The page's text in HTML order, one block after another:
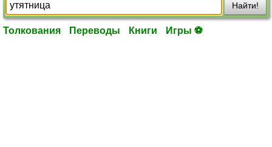
Найти!
Толкования Переводы Книги Игры ⚽